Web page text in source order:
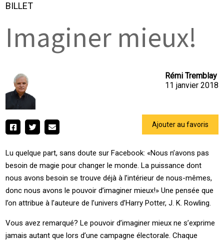
BILLET
Imaginer mieux!
Rémi Tremblay
11 janvier 2018
Ajouter au favoris
Lu quelque part, sans doute sur Facebook: «Nous n’avons pas
besoin de magie pour changer le monde. La puissance dont
nous avons besoin se trouve déjà à l’intérieur de nous-mêmes,
donc nous avons le pouvoir d’imaginer mieux!» Une pensée que
l’on attribue à l’auteure de l’univers d’Harry Potter, J. K. Rowling.
Vous avez remarqué? Le pouvoir d’imaginer mieux ne s’exprime
jamais autant que lors d’une campagne électorale. Chaque